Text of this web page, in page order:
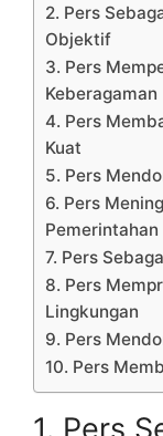
2. Pers
Objektif
3. Pers
Keberagaman
4. Pers
Kuat
5. Pers
6. Pers
Pemerintahan
7. Pers
8. Pers
Lingkungan
9. Pers
10. Pers
1. Pers